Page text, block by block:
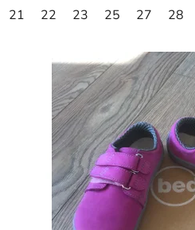
21 22 23 25 27 28